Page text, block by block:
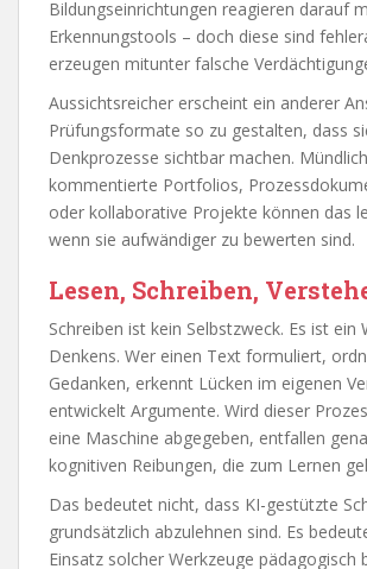
Bildungseinrichtungen reagieren darauf
Erkennungstools – doch diese sind
erzeugen mitunter falsche
Aussichtsreicher erscheint ein anderer
Prüfungsformate so zu gestalten, dass
Denkprozesse sichtbar machen.
kommentierte Portfolios,
oder kollaborative Projekte können das
wenn sie aufwändiger zu bewerten sind.
Lesen, Schreiben,
Schreiben ist kein Selbstzweck. Es ist ein
Denkens. Wer einen Text formuliert,
Gedanken, erkennt Lücken im eigenen
entwickelt Argumente. Wird dieser
eine Maschine abgegeben, entfallen
kognitiven Reibungen, die zum Lernen
Das bedeutet nicht, dass KI-gestützte
grundsätzlich abzulehnen sind. Es
Einsatz solcher Werkzeuge pädagogisch